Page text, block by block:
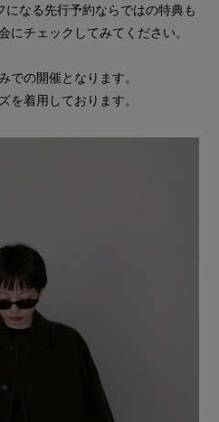
なる先行予約ならではの特典も
にチェックしてみてください。
の開催となります。
着用しております。